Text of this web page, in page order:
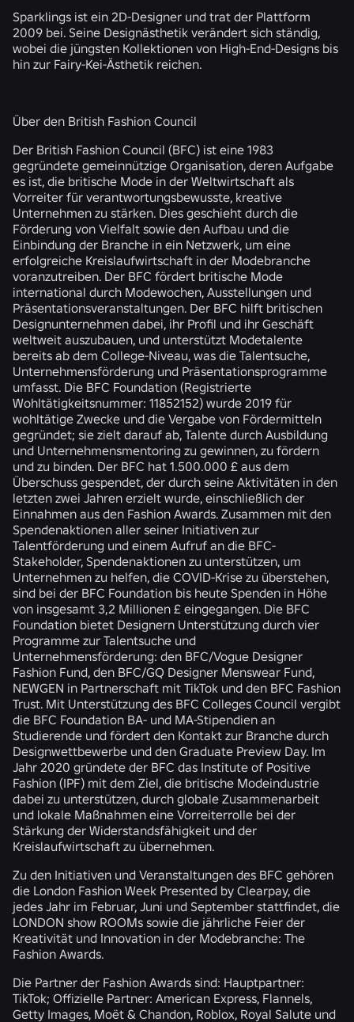
Sparklings ist ein 2D-Designer und trat der Plattform
2009 bei. Seine Designästhetik verändert sich ständig,
wobei die jüngsten Kollektionen von High-End-Designs bis
hin zur Fairy-Kei-Ästhetik reichen.
Über den British Fashion Council
Der British Fashion Council (BFC) ist eine 1983
gegründete gemeinnützige Organisation, deren Aufgabe
es ist, die britische Mode in der Weltwirtschaft als
Vorreiter für verantwortungsbewusste, kreative
Unternehmen zu stärken. Dies geschieht durch die
Förderung von Vielfalt sowie den Aufbau und die
Einbindung der Branche in ein Netzwerk, um eine
erfolgreiche Kreislaufwirtschaft in der Modebranche
voranzutreiben. Der BFC fördert britische Mode
international durch Modewochen, Ausstellungen und
Präsentationsveranstaltungen. Der BFC hilft britischen
Designunternehmen dabei, ihr Profil und ihr Geschäft
weltweit auszubauen, und unterstützt Modetalente
bereits ab dem College-Niveau, was die Talentsuche,
Unternehmensförderung und Präsentationsprogramme
umfasst. Die BFC Foundation (Registrierte
Wohltätigkeitsnummer: 11852152) wurde 2019 für
wohltätige Zwecke und die Vergabe von Fördermitteln
gegründet; sie zielt darauf ab, Talente durch Ausbildung
und Unternehmensmentoring zu gewinnen, zu fördern
und zu binden. Der BFC hat 1.500.000 £ aus dem
Überschuss gespendet, der durch seine Aktivitäten in den
letzten zwei Jahren erzielt wurde, einschließlich der
Einnahmen aus den Fashion Awards. Zusammen mit den
Spendenaktionen aller seiner Initiativen zur
Talentförderung und einem Aufruf an die BFC-
Stakeholder, Spendenaktionen zu unterstützen, um
Unternehmen zu helfen, die COVID-Krise zu überstehen,
sind bei der BFC Foundation bis heute Spenden in Höhe
von insgesamt 3,2 Millionen £ eingegangen. Die BFC
Foundation bietet Designern Unterstützung durch vier
Programme zur Talentsuche und
Unternehmensförderung: den BFC/Vogue Designer
Fashion Fund, den BFC/GQ Designer Menswear Fund,
NEWGEN in Partnerschaft mit TikTok und den BFC Fashion
Trust. Mit Unterstützung des BFC Colleges Council vergibt
die BFC Foundation BA- und MA-Stipendien an
Studierende und fördert den Kontakt zur Branche durch
Designwettbewerbe und den Graduate Preview Day. Im
Jahr 2020 gründete der BFC das Institute of Positive
Fashion (IPF) mit dem Ziel, die britische Modeindustrie
dabei zu unterstützen, durch globale Zusammenarbeit
und lokale Maßnahmen eine Vorreiterrolle bei der
Stärkung der Widerstandsfähigkeit und der
Kreislaufwirtschaft zu übernehmen.
Zu den Initiativen und Veranstaltungen des BFC gehören
die London Fashion Week Presented by Clearpay, die
jedes Jahr im Februar, Juni und September stattfindet, die
LONDON show ROOMs sowie die jährliche Feier der
Kreativität und Innovation in der Modebranche: The
Fashion Awards.
Die Partner der Fashion Awards sind: Hauptpartner:
TikTok; Offizielle Partner: American Express, Flannels,
Getty Images, Moët & Chandon, Roblox, Royal Salute und